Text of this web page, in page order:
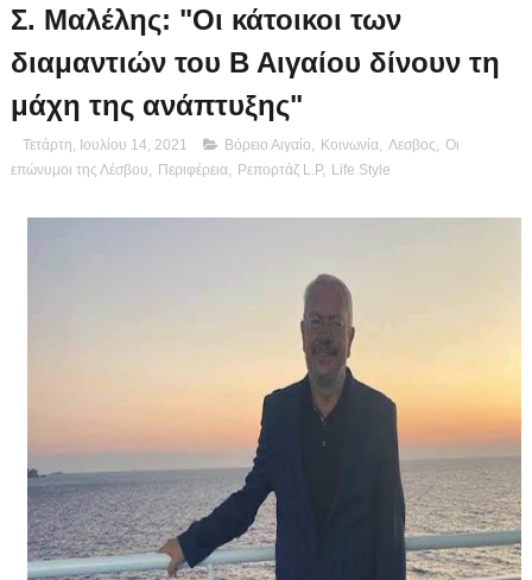
Σ. Μαλέλης: "Οι κάτοικοι των
διαμαντιών του Β Αιγαίου δίνουν τη
μάχη της ανάπτυξης"
Τετάρτη, Ιουλίου 14, 2021 Βόρειο Αιγαίο Κοινωνία, Λεσβος
Οι
επώνυμοι της Λέσβου
Περιφέρεια, Ρεπορτάζ L.P, Life Style